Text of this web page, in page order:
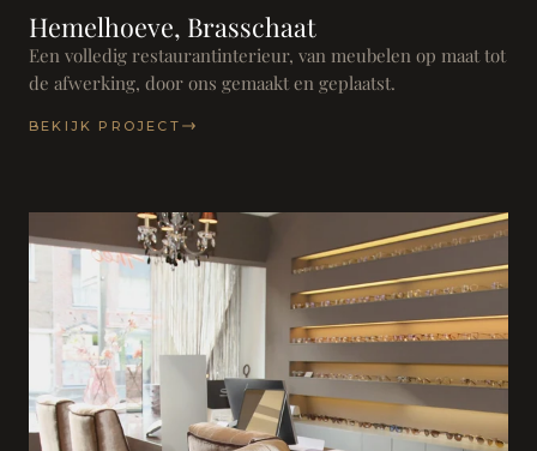
Hemelhoeve, Brasschaat
Een volledig restaurantinterieur, van meubelen op maat tot
de afwerking, door ons gemaakt en geplaatst.
BEKIJK PROJECT